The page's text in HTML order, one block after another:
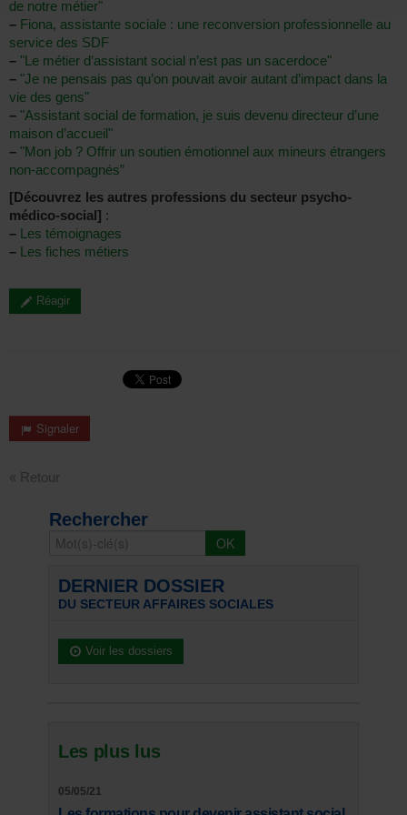
de notre métier"
– Fiona, assistante sociale : une reconversion professionnelle au
service des SDF
– "Le métier d’assistant social n’est pas un sacerdoce"
– "Je ne pensais pas qu’on pouvait avoir autant d’impact dans la
vie des gens"
– "Assistant social de formation, je suis devenu directeur d’une
maison d’accueil"
– "Mon job ? Offrir un soutien émotionnel aux mineurs étrangers
non-accompagnés”
[Découvrez les autres professions du secteur psycho-
médico-social] :
– Les témoignages
– Les fiches métiers
Réagir
Signaler
« Retour
Rechercher
DERNIER DOSSIER
DU SECTEUR AFFAIRES SOCIALES
Voir les dossiers
Les plus lus
05/05/21